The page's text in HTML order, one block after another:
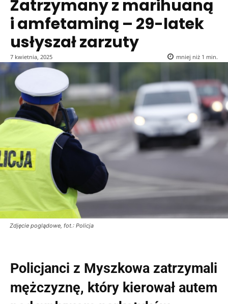
Zatrzymany z marihuaną
i amfetaminą – 29-latek
usłyszał zarzuty
7 kwietnia, 2025 mniej niż 1 min.
Zdjęcie poglądowe, fot.: Policja
Policjanci z Myszkowa zatrzymali
mężczyznę, który kierował autem